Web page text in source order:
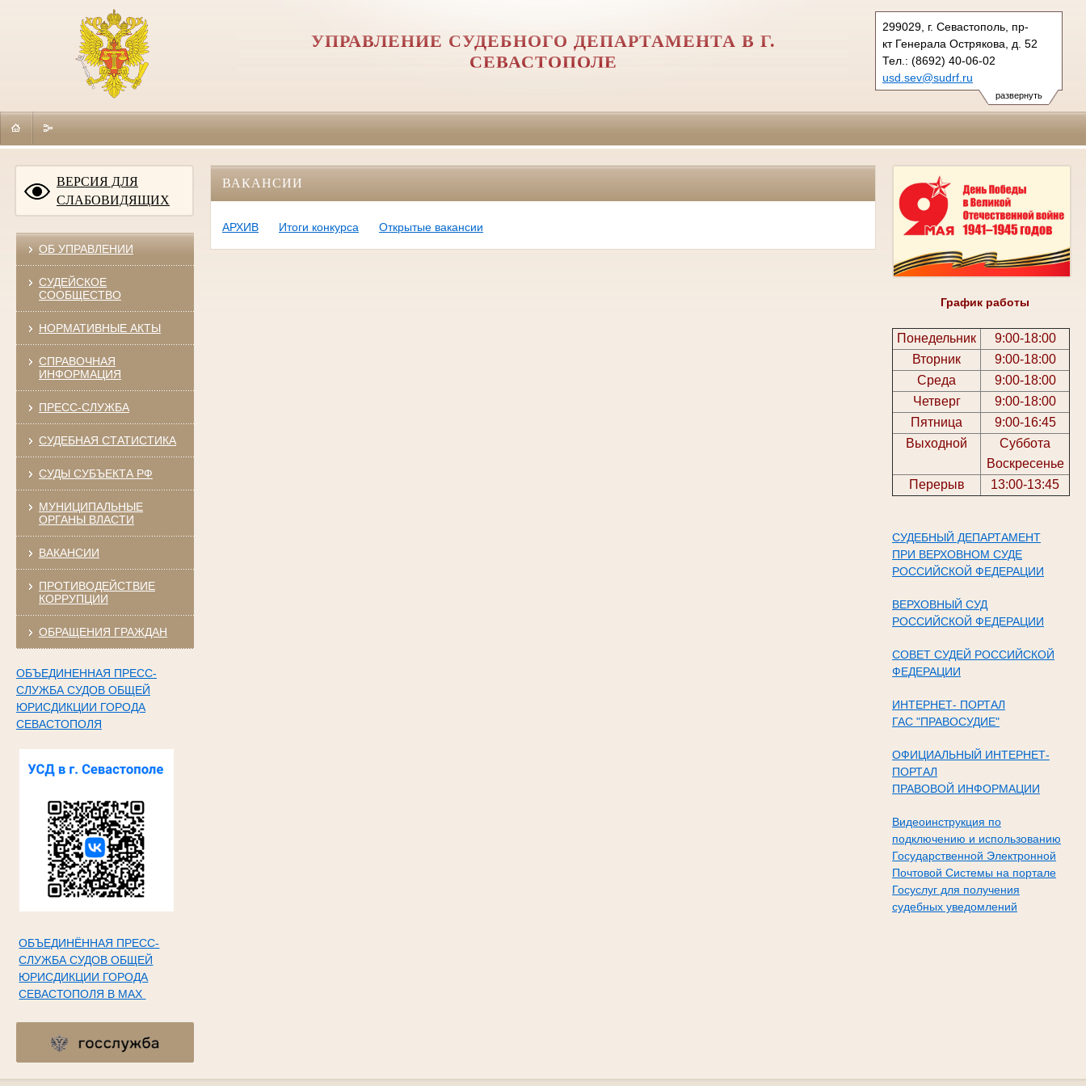
развернуть
299029, г. Севастополь, пр-
кт Генерала Острякова, д. 52
Тел.: (8692) 40-06-02
usd.sev@sudrf.ru
УПРАВЛЕНИЕ СУДЕБНОГО ДЕПАРТАМЕНТА В Г.
СЕВАСТОПОЛЕ
ВЕРСИЯ ДЛЯ
СЛАБОВИДЯЩИХ
ОБ УПРАВЛЕНИИ
СУДЕЙСКОЕ
СООБЩЕСТВО
НОРМАТИВНЫЕ АКТЫ
СПРАВОЧНАЯ
ИНФОРМАЦИЯ
ПРЕСС-СЛУЖБА
СУДЕБНАЯ СТАТИСТИКА
СУДЫ СУБЪЕКТА РФ
МУНИЦИПАЛЬНЫЕ
ОРГАНЫ ВЛАСТИ
ВАКАНСИИ
ПРОТИВОДЕЙСТВИЕ
КОРРУПЦИИ
ОБРАЩЕНИЯ ГРАЖДАН
ОБЪЕДИНЕННАЯ ПРЕСС-
СЛУЖБА СУДОВ ОБЩЕЙ
ЮРИСДИКЦИИ ГОРОДА
СЕВАСТОПОЛЯ
ОБЪЕДИНЁННАЯ ПРЕСС-
СЛУЖБА СУДОВ ОБЩЕЙ
ЮРИСДИКЦИИ ГОРОДА
СЕВАСТОПОЛЯ В МАХ
График работы
Понедельник
9:00-18:00
Вторник
9:00-18:00
Среда
9:00-18:00
Четверг
9:00-18:00
Пятница
9:00-16:45
Выходной
Суббота
Воскресенье
Перерыв
13:00-13:45
СУДЕБНЫЙ ДЕПАРТАМЕНТ
ПРИ ВЕРХОВНОМ СУДЕ
РОССИЙСКОЙ ФЕДЕРАЦИИ
ВЕРХОВНЫЙ СУД
РОССИЙСКОЙ ФЕДЕРАЦИИ
СОВЕТ СУДЕЙ РОССИЙСКОЙ
ФЕДЕРАЦИИ
ИНТЕРНЕТ- ПОРТАЛ
ГАС "ПРАВОСУДИЕ"
ОФИЦИАЛЬНЫЙ ИНТЕРНЕТ-
ПОРТАЛ
ПРАВОВОЙ ИНФОРМАЦИИ
Видеоинструкция по
подключению и использованию
Государственной Электронной
Почтовой Системы на портале
Госуслуг для получения
судебных уведомлений
ВАКАНСИИ
АРХИВ Итоги конкурса Открытые вакансии